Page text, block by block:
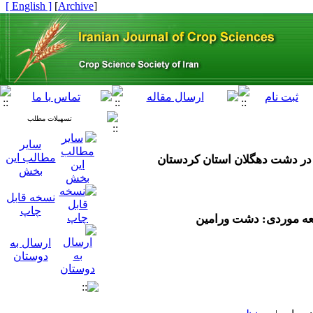
[
Archive
]
[ English ]
دشت دهگلان استان کردستان
تسهیلات مطلب
سایر
مطالب این
بخش
نسخه قابل
چاپ
ارسال به
دوستان